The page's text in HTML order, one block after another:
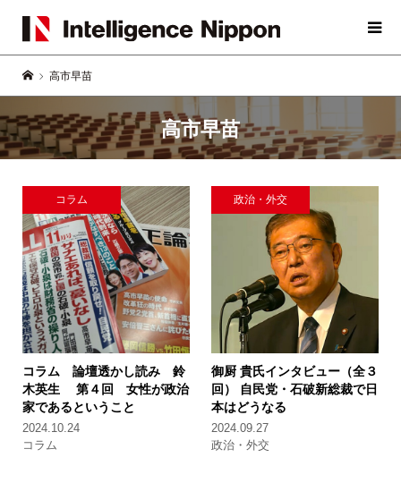
高市早苗
高市早苗
コラム
コラム 論壇透かし読み 鈴
木英生
第４回 女性が政治
家であるということ
2024.10.24
コラム
政治・外交
御厨 貴氏インタビュー（全３
回） 自民党・石破新総裁で日
本はどうなる
2024.09.27
政治・外交